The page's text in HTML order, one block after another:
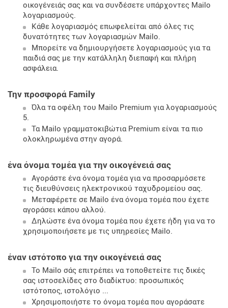
οικογένειάς σας και να συνδέσετε υπάρχοντες Mailo
λογαριασμούς.
Κάθε λογαριασμός επωφελείται από όλες τις
δυνατότητες των λογαριασμών Mailo.
Μπορείτε να δημιουργήσετε λογαριασμούς για τα
παιδιά σας με την κατάλληλη διεπαφή και πλήρη
ασφάλεια.
Την προσφορά Family
Όλα τα οφέλη του Mailo Premium για λογαριασμούς
5.
Τα Mailo γραμματοκιβώτια Premium είναι τα πιο
ολοκληρωμένα στην αγορά.
ένα όνομα τομέα για την οικογένειά σας
Αγοράστε ένα όνομα τομέα για να προσαρμόσετε
τις διευθύνσεις ηλεκτρονικού ταχυδρομείου σας.
Μεταφέρετε σε Mailo ένα όνομα τομέα που έχετε
αγοράσει κάπου αλλού.
Δηλώστε ένα όνομα τομέα που έχετε ήδη για να το
χρησιμοποιήσετε με τις υπηρεσίες Mailo.
έναν ιστότοπο για την οικογένειά σας
Το Mailo σάς επιτρέπει να τοποθετείτε τις δικές
σας ιστοσελίδες στο διαδίκτυο: προσωπικός
ιστότοπος, ιστολόγιο ...
Χρησιμοποιήστε το όνομα τομέα που αγοράσατε